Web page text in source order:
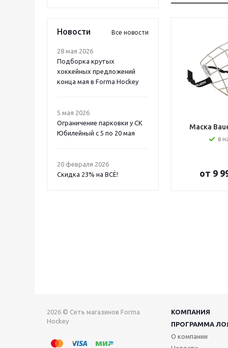
Новости Все новости
28 мая 2026
Подборка крутых
хоккейных предложений
конца мая в Forma Hockey
5 мая 2026
Ограничение парковки у СК
Юбилейный с 5 по 20 мая
20 февраля 2026
Скидка 23% на ВСË!
Маска
в
от 9
2026 © Сеть магазинов Forma
Hockey
КОМПАНИЯ
ПРОГРАММА
О компании